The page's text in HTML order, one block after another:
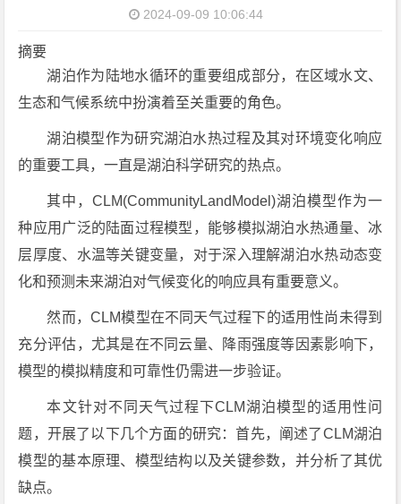
2024-09-09 10:06:44
摘要
湖泊作为陆地水循环的重要组成部分，在区域水文、
生态和气候系统中扮演着至关重要的角色。
湖泊模型作为研究湖泊水热过程及其对环境变化响应
的重要工具，一直是湖泊科学研究的热点。
其中，CLM(CommunityLandModel)湖泊模型作为一
种应用广泛的陆面过程模型，能够模拟湖泊水热通量、冰
层厚度、水温等关键变量，对于深入理解湖泊水热动态变
化和预测未来湖泊对气候变化的响应具有重要意义。
然而，CLM模型在不同天气过程下的适用性尚未得到
充分评估，尤其是在不同云量、降雨强度等因素影响下，
模型的模拟精度和可靠性仍需进一步验证。
本文针对不同天气过程下CLM湖泊模型的适用性问
题，开展了以下几个方面的研究：首先，阐述了CLM湖泊
模型的基本原理、模型结构以及关键参数，并分析了其优
缺点。